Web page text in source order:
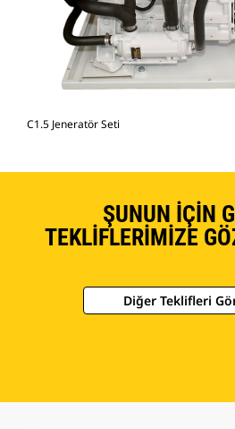
C1.5 Jeneratör Seti
ŞUNUN İÇIN
TEKLIFLERIMIZE
Diğer Teklifleri